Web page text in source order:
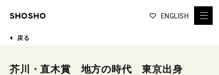
ENGLISH
戻る
芥川・直木賞 地方の時代 東京出身